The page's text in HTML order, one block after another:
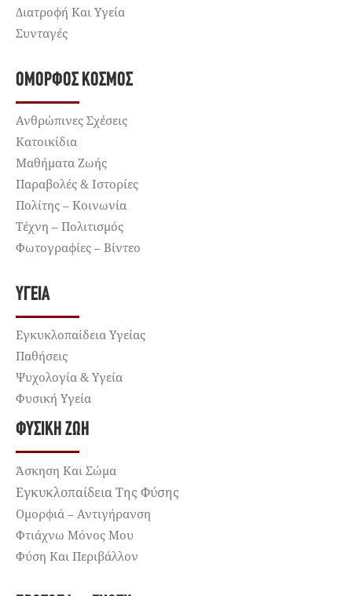
Διατροφή Και Υγεία
Συνταγές
ΌΜΟΡΦΟΣ ΚΌΣΜΟΣ
Ανθρώπινες Σχέσεις
Κατοικίδια
Μαθήματα Ζωής
Παραβολές & Ιστορίες
Πολίτης – Κοινωνία
Τέχνη – Πολιτισμός
Φωτογραφίες – Βίντεο
ΥΓΕΊΑ
Εγκυκλοπαίδεια Υγείας
Παθήσεις
Ψυχολογία & Υγεία
Φυσική Υγεία
ΦΥΣΙΚΉ ΖΩΉ
Άσκηση Και Σώμα
Εγκυκλοπαίδεια Της Φύσης
Ομορφιά – Αντιγήρανση
Φτιάχνω Μόνος Μου
Φύση Και Περιβάλλον